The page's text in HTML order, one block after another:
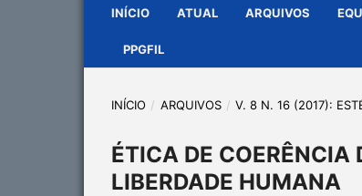
INÍCIO ATUAL ARQUIVOS
PPGFIL
INÍCIO / ARQUIVOS / V. 8 N. 16 (2017):
ÉTICA DE COERÊNCIA
LIBERDADE HUMANA